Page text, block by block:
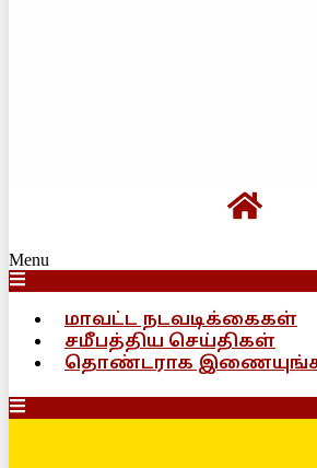
Menu
மாவட்ட நடவடிக்கைகள்
சமீபத்திய செய்திகள்
தொண்டராக